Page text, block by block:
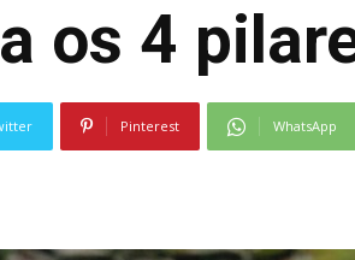
os 4
Pinterest WhatsApp